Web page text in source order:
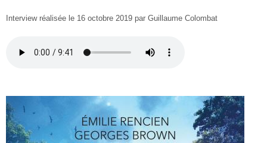
Interview réalisée le 16 octobre 2019 par Guillaume Colombat